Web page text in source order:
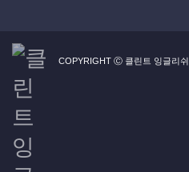
COPYRIGHT Ⓒ 클린트 잉글리쉬